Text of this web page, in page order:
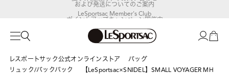
LeSportsac Member's Club
ポイントアップキャンペーン開催中
レスポートサック公式オンラインストア
バッグ
リュック/バックパック
【LeSportsac×SNIDEL】SMALL VOYAGER MH